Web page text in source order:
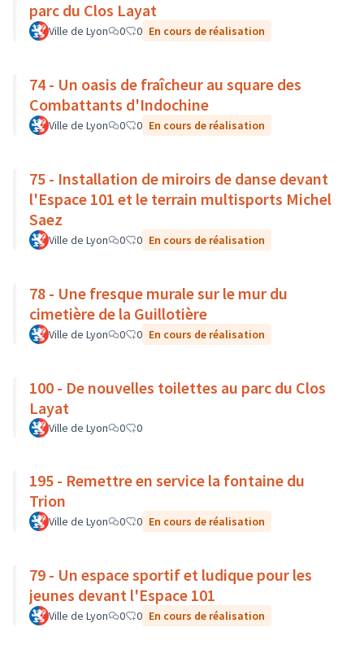
parc du Clos Layat
Ville de Lyon 0 0 En cours de réalisation
74 - Un oasis de fraîcheur au square des
Combattants d'Indochine
Ville de Lyon 0 0 En cours de réalisation
75 - Installation de miroirs de danse devant
l'Espace 101 et le terrain multisports Michel
Saez
Ville de Lyon 0 0 En cours de réalisation
78 - Une fresque murale sur le mur du
cimetière de la Guillotière
Ville de Lyon 0 0 En cours de réalisation
100 - De nouvelles toilettes au parc du Clos
Layat
Ville de Lyon 0 0
195 - Remettre en service la fontaine du
Trion
Ville de Lyon 0 0 En cours de réalisation
79 - Un espace sportif et ludique pour les
jeunes devant l'Espace 101
Ville de Lyon 0 0 En cours de réalisation